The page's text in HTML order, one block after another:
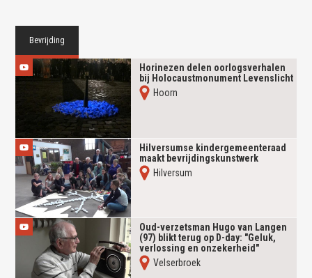
Bevrijding
Horinezen delen oorlogsverhalen
bij Holocaustmonument Levenslicht
Hoorn
Hilversumse kindergemeenteraad
maakt bevrijdingskunstwerk
Hilversum
Oud-verzetsman Hugo van Langen
(97) blikt terug op D-day: "Geluk,
verlossing en onzekerheid"
Velserbroek